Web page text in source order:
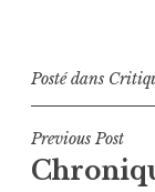
Posté dans
de
Previous Post